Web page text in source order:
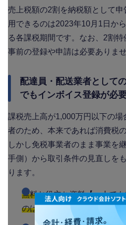
売上税額の2割を納税額として
用できるのは2023年10月1日か
る各課税期間です。なお、2割
事前の登録や申請は必要ありませ
配達員・配送業者として
でもインボイス登録が必
課税売上高が1,000万円以下の
者のため、本来であれば消費税
しかし免税事業者のまま事業を
手側）から取引条件の見直しを
ります。
無料お役立ち資料【一人で
のはじめかた】をダウンロー